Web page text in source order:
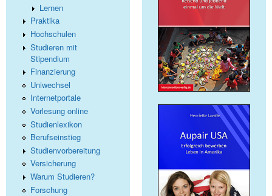
Lernen
Praktika
Hochschulen
Studieren mit
Stipendium
Finanzierung
Uniwechsel
Internetportale
Vorlesung online
Studienlexikon
Berufseinstieg
Studienvorbereitung
Versicherung
Warum Studieren?
Forschung